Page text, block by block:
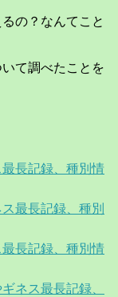
の？なんてこと
て調べたことを
長記録、種別情
最長記録、種別
長記録、種別情
ネス最長記録、